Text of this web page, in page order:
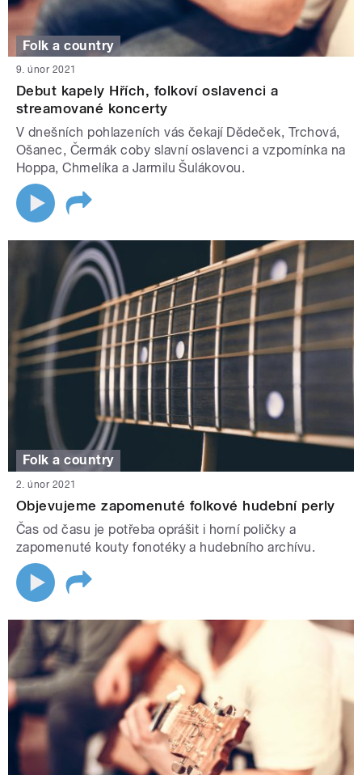
Folk a country
9. únor 2021
Debut kapely Hřích, folkoví oslavenci a
streamované koncerty
V dnešních pohlazeních vás čekají Dědeček, Trchová,
Ošanec, Čermák coby slavní oslavenci a vzpomínka na
Hoppa, Chmelíka a Jarmilu Šulákovou.
Folk a country
2. únor 2021
Objevujeme zapomenuté folkové hudební perly
Čas od času je potřeba oprášit i horní poličky a
zapomenuté kouty fonotéky a hudebního archívu.